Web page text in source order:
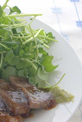
調味酢
ぽん酢
鍋用調味料